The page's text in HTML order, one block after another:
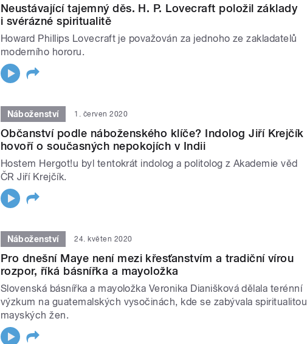
Neustávající tajemný děs. H. P. Lovecraft položil základy
i svérázné spiritualitě
Howard Phillips Lovecraft je považován za jednoho ze zakladatelů
moderního hororu.
Náboženství 1. červen 2020
Občanství podle náboženského klíče? Indolog Jiří Krejčík
hovoří o současných nepokojích v Indii
Hostem Hergot!u byl tentokrát indolog a politolog z Akademie věd
ČR Jiří Krejčík.
Náboženství 24. květen 2020
Pro dnešní Maye není mezi křesťanstvím a tradiční vírou
rozpor, říká básnířka a mayoložka
Slovenská básnířka a mayoložka Veronika Dianišková dělala terénní
výzkum na guatemalských vysočinách, kde se zabývala spiritualitou
mayských žen.